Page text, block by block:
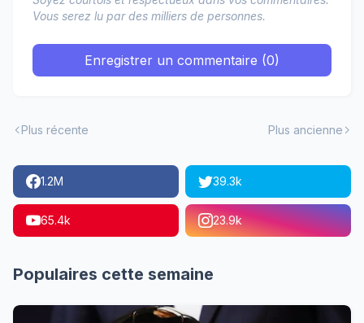
Vous serez lu par des milliers de personnes.
Enregistrer un commentaire (0)
Plus récente Plus ancienne
1.2M 39.3k
65.4k 23.9k
Populaires cette semaine